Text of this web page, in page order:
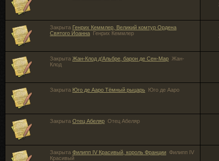
Закрыта Генрих Кеммлер, Великий комтур Ордена
Святого Иоанна Генрих Кеммлер
Закрыта Жан-Клод д'Альбре, барон де Сен-Мар Жан-
Клод
Закрыта Юго де Ааро Тёмный рыцарь Юго де Ааро
Закрыта Отец Абеляр Отец Абеляр
Закрыта Филипп IV Красивый, король Франции Филипп IV
Красивый